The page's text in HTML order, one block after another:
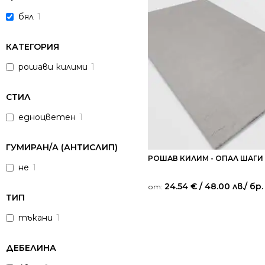
бял 1
КАТЕГОРИЯ
рошави килими 1
СТИЛ
едноцветен 1
ГУМИРАН/А (АНТИСЛИП)
не 1
ТИП
тъкани 1
ДЕБЕЛИНА
РОШАВ КИЛИМ - ОПАЛ ШАГИ
от: 24.54 € / 48.00 лв./ бр.